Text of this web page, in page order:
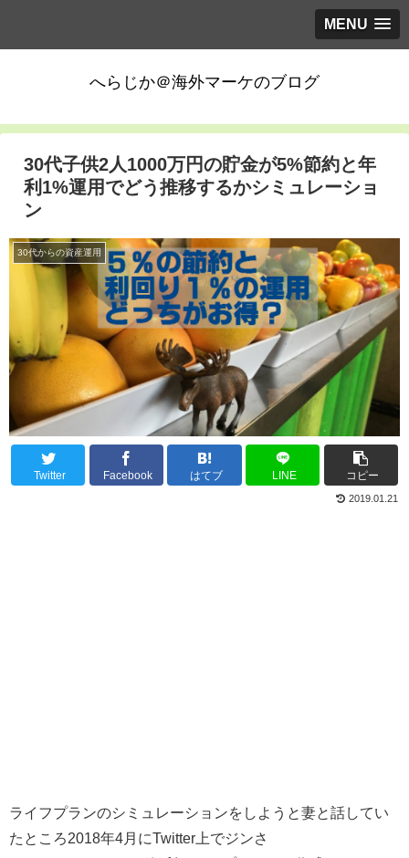
MENU
へらじか＠海外マーケのブログ
30代子供2人1000万円の貯金が5%節約と年
利1%運用でどう推移するかシミュレーショ
ン
30代からの資産運用
Twitter Facebook はてブ LINE コピー
2019.01.21
ライフプランのシミュレーションをしようと妻と話してい
たところ2018年4月にTwitter上でジンさ